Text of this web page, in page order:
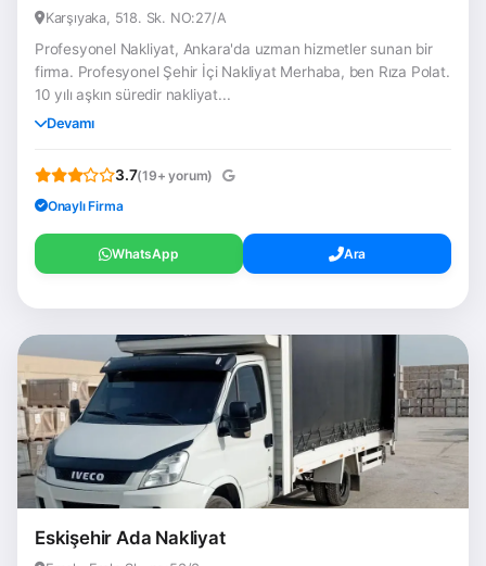
Karşıyaka, 518. Sk. NO:27/A
Profesyonel Nakliyat, Ankara'da uzman hizmetler sunan bir
firma. Profesyonel Şehir İçi Nakliyat Merhaba, ben Rıza Polat.
10 yılı aşkın süredir nakliyat...
Devamı
3.7(19+ yorum)
Onaylı Firma
WhatsApp Ara
Eskişehir Ada Nakliyat